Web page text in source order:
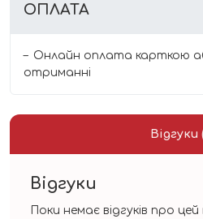
ОПЛАТА
Онлайн оплата карткою
отриманні
Відгуки
Відгуки
Поки немає відгуків про